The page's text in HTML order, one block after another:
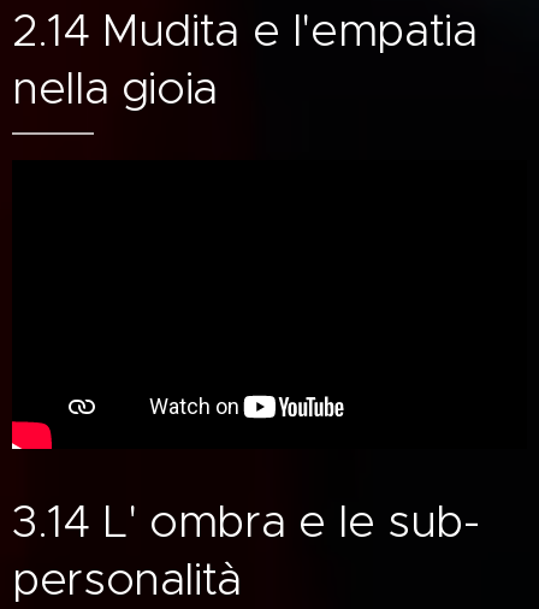
2.14 Mudita e l'empatia
nella gioia
3.14 L' ombra e le sub-
personalità